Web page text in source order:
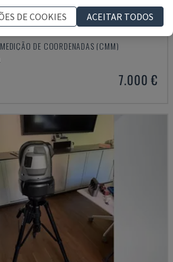
DE COORDENADAS (CMM)
7.000 €
DE COOKIES
ACEITAR TODOS